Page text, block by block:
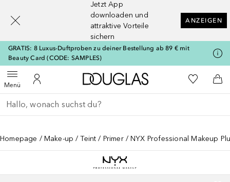
Jetzt App
downloaden und
attraktive Vorteile
sichern
ANZEIGEN
GRATIS: 8 Luxus-Duftproben zu deiner Bestellung ab 89 € mit
Beauty Card (CODE: SAMPLES)
MenüMenü öffnenZu Meinem Kundenkonto
Zur Douglas Startseite
Zu Meiner
Gehe zurück
Suche ausführen
Homepage Make-up Teint Primer NYX Professional Makeup
[navigation.slideout.screenreader]